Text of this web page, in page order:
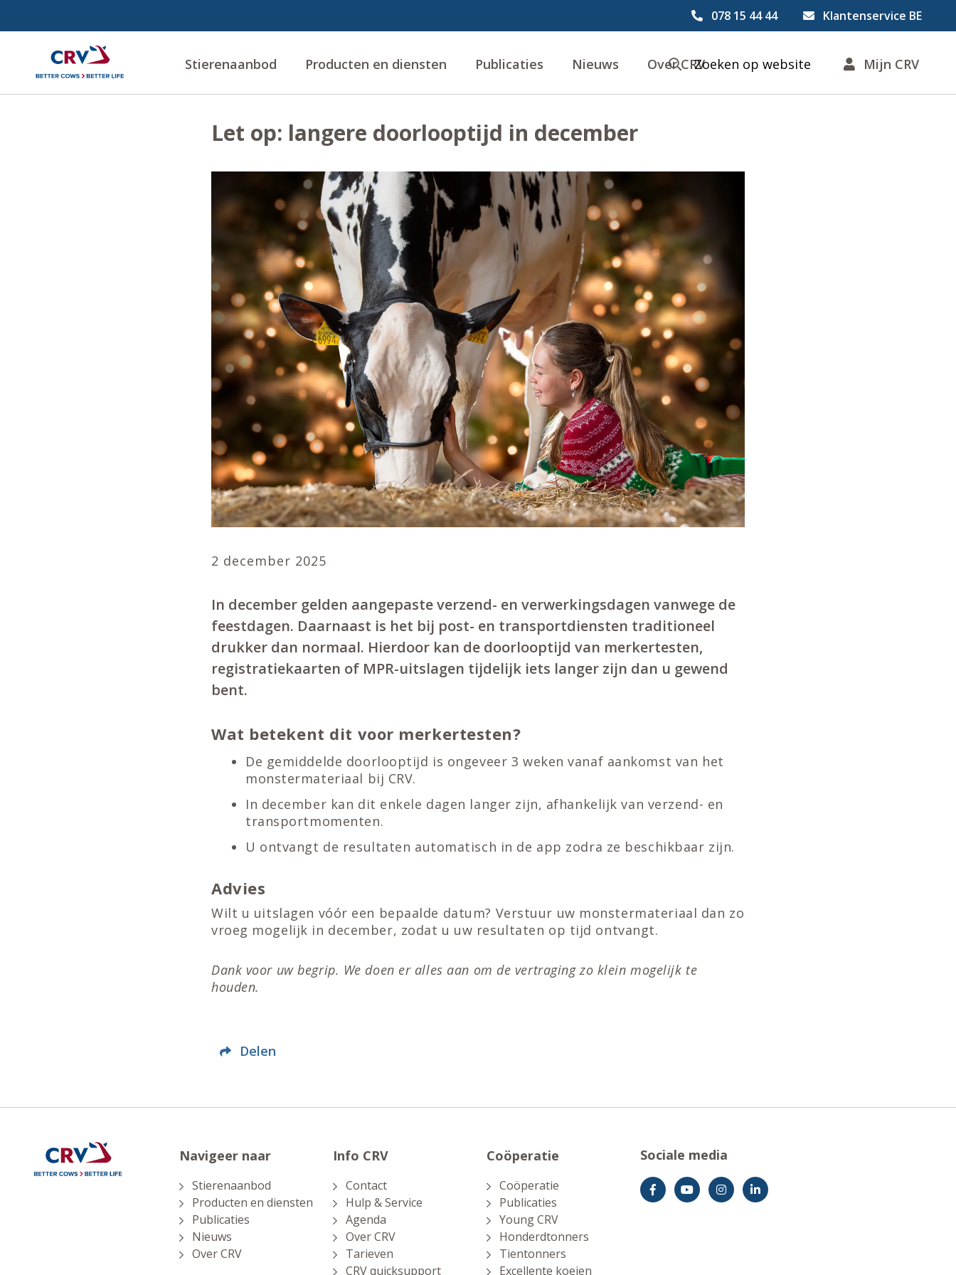
078 15 44 44 Klantenservice BE
Stierenaanbod Producten en diensten Publicaties Nieuws Over CRVZoeken op website Mijn CRV
Let op: langere doorlooptijd in december
2 december 2025
In december gelden aangepaste verzend- en verwerkingsdagen vanwege de
feestdagen. Daarnaast is het bij post- en transportdiensten traditioneel
drukker dan normaal. Hierdoor kan de doorlooptijd van merkertesten,
registratiekaarten of MPR-uitslagen tijdelijk iets langer zijn dan u gewend
bent.
Wat betekent dit voor merkertesten?
De gemiddelde doorlooptijd is ongeveer 3 weken vanaf aankomst van het
monstermateriaal bij CRV.
In december kan dit enkele dagen langer zijn, afhankelijk van verzend- en
transportmomenten.
U ontvangt de resultaten automatisch in de app zodra ze beschikbaar zijn.
Advies
Wilt u uitslagen vóór een bepaalde datum? Verstuur uw monstermateriaal dan zo
vroeg mogelijk in december, zodat u uw resultaten op tijd ontvangt.
Dank voor uw begrip. We doen er alles aan om de vertraging zo klein mogelijk te
houden.
Delen
Navigeer naar
Stierenaanbod
Producten en diensten
Publicaties
Nieuws
Over CRV
Info CRV
Contact
Hulp & Service
Agenda
Over CRV
Tarieven
CRV quicksupport
Coöperatie
Coöperatie
Publicaties
Young CRV
Honderdtonners
Tientonners
Excellente koeien
Sociale media